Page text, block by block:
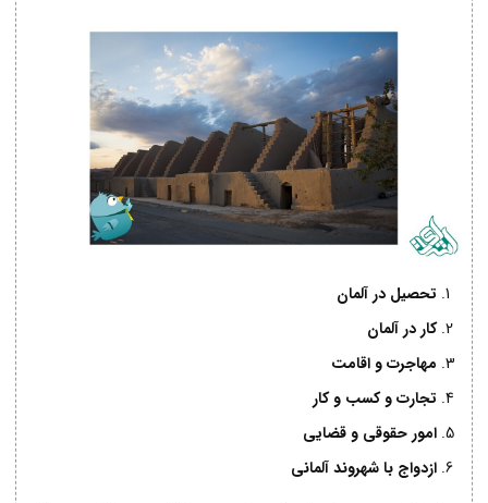
تحصیل در آلمان
کار در آلمان
مهاجرت و اقامت
تجارت و کسب و کار
امور حقوقی و قضایی
ازدواج با شهروند آلمانی